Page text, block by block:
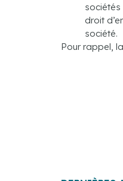
droit
société.
Pour rappel,